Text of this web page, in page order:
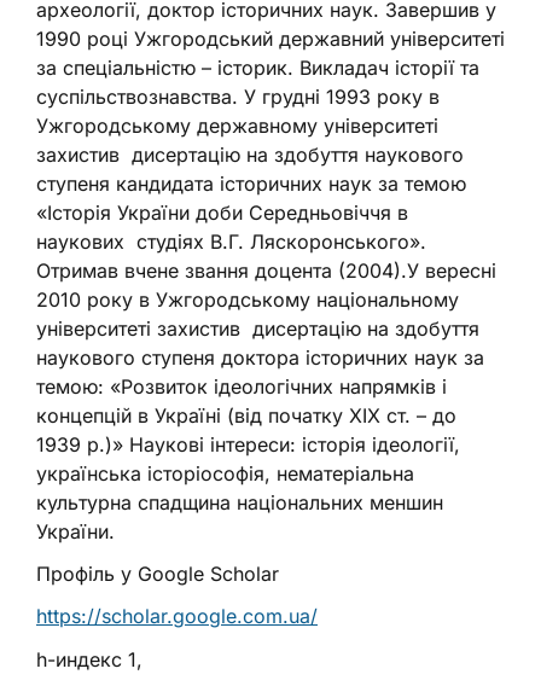
археології, доктор історичних наук. Завершив у
1990 році Ужгородський державний університеті
за спеціальністю – історик. Викладач історії та
суспільствознавства. У грудні 1993 року в
Ужгородському державному університеті
захистив дисертацію на здобуття наукового
ступеня кандидата історичних наук за темою
«Історія України доби Середньовіччя в
наукових студіях В.Г. Ляскоронського».
Отримав вчене звання доцента (2004).У вересні
2010 року в Ужгородському національному
університеті захистив дисертацію на здобуття
наукового ступеня доктора історичних наук за
темою: «Розвиток ідеологічних напрямків і
концепцій в Україні (від початку ХІХ ст. – до
1939 р.)» Наукові інтереси: історія ідеології,
українська історіософія, нематеріальна
культурна спадщина національних меншин
України.
Профіль у Google Scholar
https://scholar.google.com.ua/
h-индекс 1,